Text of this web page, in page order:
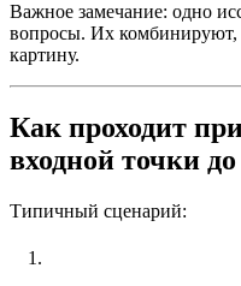
Важное замечание: одно
вопросы. Их комбинируют,
картину.
Как проходит
входной точки
Типичный сценарий: